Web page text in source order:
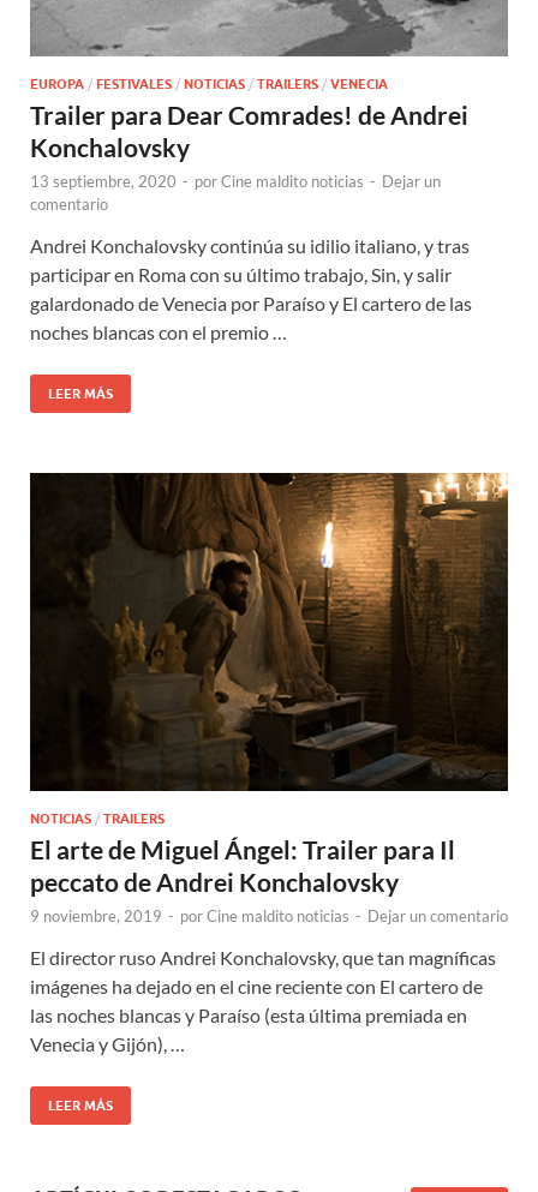
EUROPA / FESTIVALES / NOTICIAS / TRAILERS / VENECIA
Trailer para Dear Comrades! de Andrei
Konchalovsky
13 septiembre, 2020 - porCine maldito noticias - Dejar un
comentario
Andrei Konchalovsky continúa su idilio italiano, y tras
participar en Roma con su último trabajo, Sin, y salir
galardonado de Venecia por Paraíso y El cartero de las
noches blancas con el premio …
LEER MÁS
NOTICIAS / TRAILERS
El arte de Miguel Ángel: Trailer para Il
peccato de Andrei Konchalovsky
9 noviembre, 2019 - porCine maldito noticias - Dejar un comentario
El director ruso Andrei Konchalovsky, que tan magníficas
imágenes ha dejado en el cine reciente con El cartero de
las noches blancas y Paraíso (esta última premiada en
Venecia y Gijón), …
LEER MÁS